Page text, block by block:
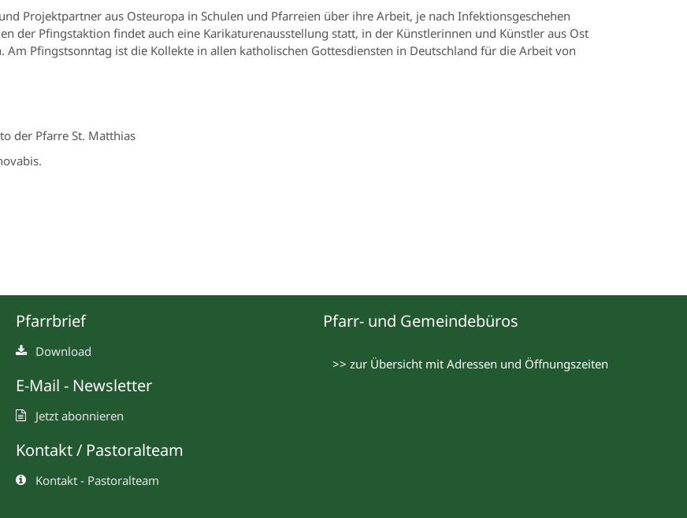
Projektpartner aus Osteuropa in Schulen und Pfarreien über ihre Arbeit, je nach Infektionsgeschehen
der Pfingstaktion findet auch eine Karikaturenausstellung statt, in der Künstlerinnen und Künstler aus Ost
Am Pfingstsonntag ist die Kollekte in allen katholischen Gottesdiensten in Deutschland für die Arbeit von
der Pfarre St. Matthias
Pfarrbrief
Download
E-Mail - Newsletter
Jetzt abonnieren
Kontakt / Pastoralteam
Kontakt - Pastoralteam
Pfarr- und Gemeindebüros
>> zur Übersicht mit Adressen und Öffnungszeiten